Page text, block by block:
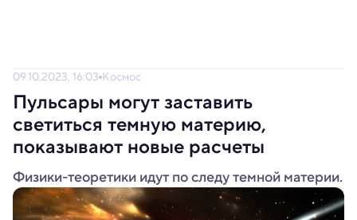
09.10.2023, 16:03 Космос
Пульсары могут заставить
светиться темную материю,
показывают новые расчеты
Физики-теоретики идут по следу темной материи.